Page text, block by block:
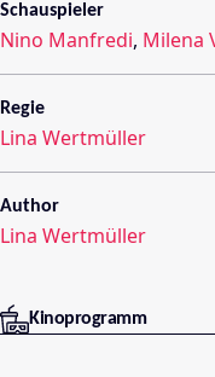
Schauspieler
Nino Manfredi, Milena
Regie
Lina Wertmüller
Author
Lina Wertmüller
Kinoprogramm